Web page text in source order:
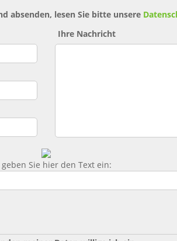
absenden, lesen Sie bitte unsere
Ihre Nachricht
Sie hier den Text ein: